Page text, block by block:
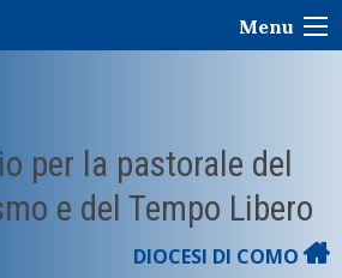
Menu
per la pastorale del
e del Tempo Libero
DIOCESI DI COMO